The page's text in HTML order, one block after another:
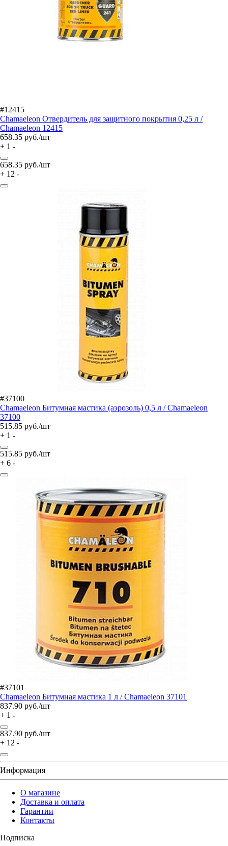
#12415
Chamaeleon Отвердитель для защитного покрытия 0,25 л /
Chamaeleon 12415
658.35 руб./шт
+ 1 -
658.35 руб./шт
+ 12 -
#37100
Chamaeleon Битумная мастика (аэрозоль) 0,5 л / Chamaeleon
37100
515.85 руб./шт
+ 1 -
515.85 руб./шт
+ 6 -
#37101
Chamaeleon Битумная мастика 1 л / Chamaeleon 37101
837.90 руб./шт
+ 1 -
837.90 руб./шт
+ 12 -
Информация
О магазине
Доставка и оплата
Гарантии
Контакты
Подписка